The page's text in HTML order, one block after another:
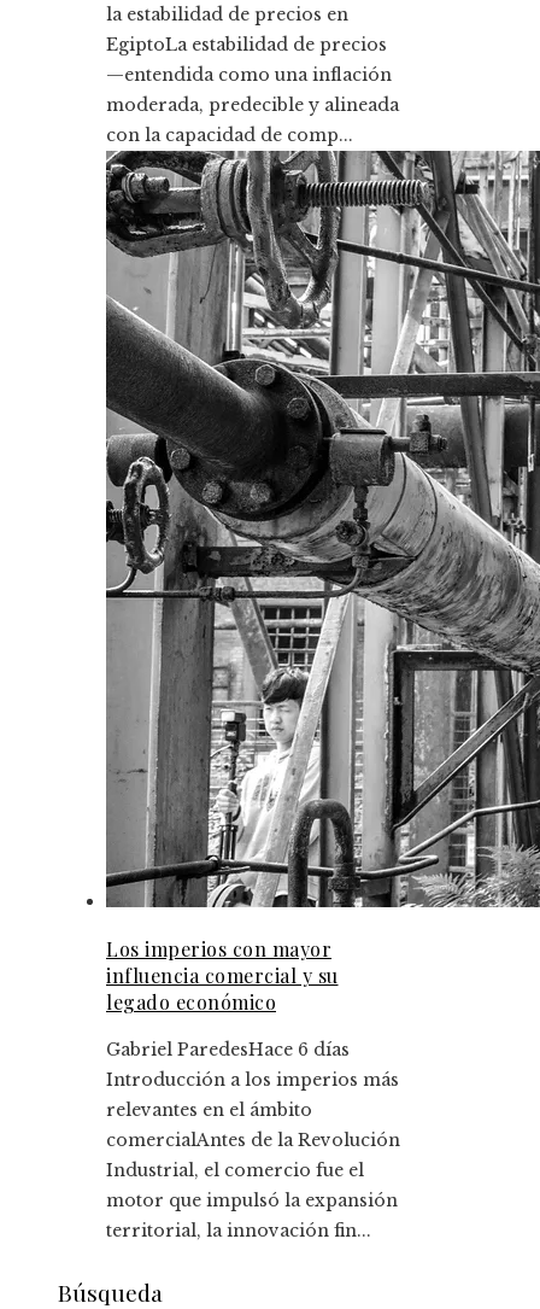
la estabilidad de precios en
EgiptoLa estabilidad de precios
—entendida como una inflación
moderada, predecible y alineada
con la capacidad de comp...
Los imperios con mayor
influencia comercial y su
legado económico
Gabriel ParedesHace 6 días
Introducción a los imperios más
relevantes en el ámbito
comercialAntes de la Revolución
Industrial, el comercio fue el
motor que impulsó la expansión
territorial, la innovación fin...
Búsqueda